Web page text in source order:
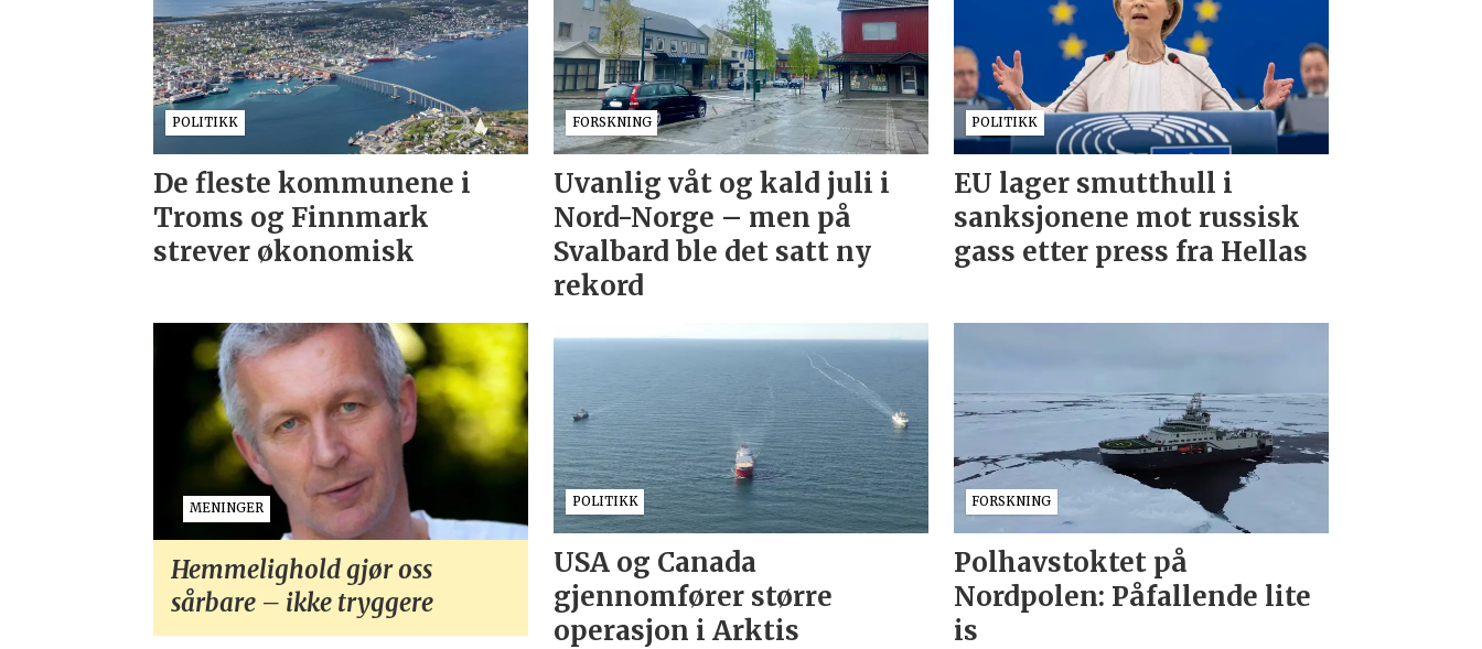
POLITIKK
De fleste kommunene i
Troms og Finnmark
strever økonomisk
FORSKNING
Uvanlig våt og kald juli i
Nord-Norge – men på
Svalbard ble det satt ny
rekord
POLITIKK
EU lager smutthull i
sanksjonene mot russisk
gass etter press fra Hellas
MENINGER
Hemmelighold gjør oss
sårbare – ikke tryggere
POLITIKK
USA og Canada
gjennomfører større
operasjon i Arktis
FORSKNING
Polhavstoktet på
Nordpolen: Påfallende lite
is